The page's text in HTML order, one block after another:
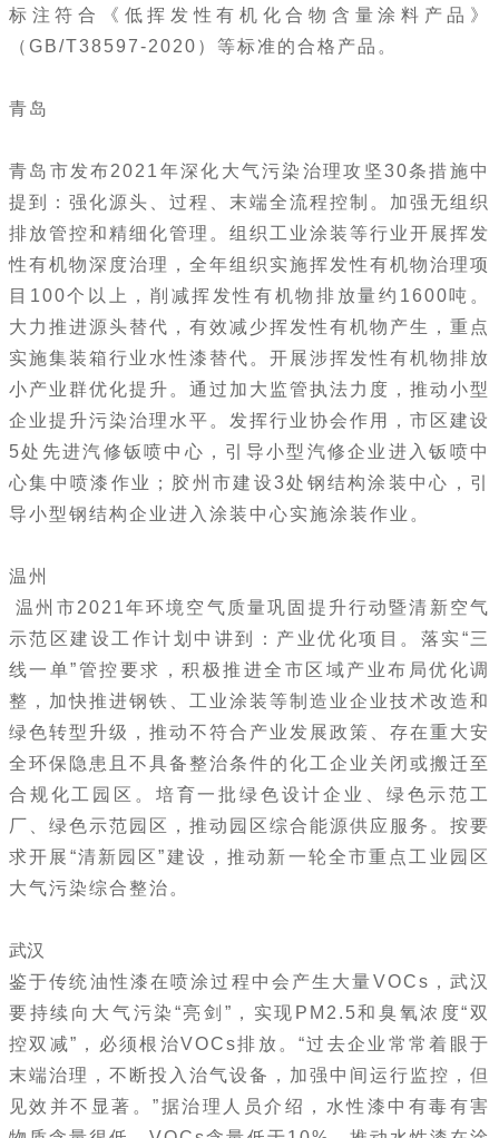
标注符合《低挥发性有机化合物含量涂料产品》
（GB/T38597-2020）等标准的合格产品。
青岛
青岛市发布2021年深化大气污染治理攻坚30条措施中
提到：强化源头、过程、末端全流程控制。加强无组织
排放管控和精细化管理。组织工业涂装等行业开展挥发
性有机物深度治理，全年组织实施挥发性有机物治理项
目100个以上，削减挥发性有机物排放量约1600吨。
大力推进源头替代，有效减少挥发性有机物产生，重点
实施集装箱行业水性漆替代。开展涉挥发性有机物排放
小产业群优化提升。通过加大监管执法力度，推动小型
企业提升污染治理水平。发挥行业协会作用，市区建设
5处先进汽修钣喷中心，引导小型汽修企业进入钣喷中
心集中喷漆作业；胶州市建设3处钢结构涂装中心，引
导小型钢结构企业进入涂装中心实施涂装作业。
温州
温州市2021年环境空气质量巩固提升行动暨清新空气
示范区建设工作计划中讲到：产业优化项目。落实“三
线一单”管控要求，积极推进全市区域产业布局优化调
整，加快推进钢铁、工业涂装等制造业企业技术改造和
绿色转型升级，推动不符合产业发展政策、存在重大安
全环保隐患且不具备整治条件的化工企业关闭或搬迁至
合规化工园区。培育一批绿色设计企业、绿色示范工
厂、绿色示范园区，推动园区综合能源供应服务。按要
求开展“清新园区”建设，推动新一轮全市重点工业园区
大气污染综合整治。
武汉
鉴于传统油性漆在喷涂过程中会产生大量VOCs，武汉
要持续向大气污染“亮剑”，实现PM2.5和臭氧浓度“双
控双减”，必须根治VOCs排放。“过去企业常常着眼于
末端治理，不断投入治气设备，加强中间运行监控，但
见效并不显著。”据治理人员介绍，水性漆中有毒有害